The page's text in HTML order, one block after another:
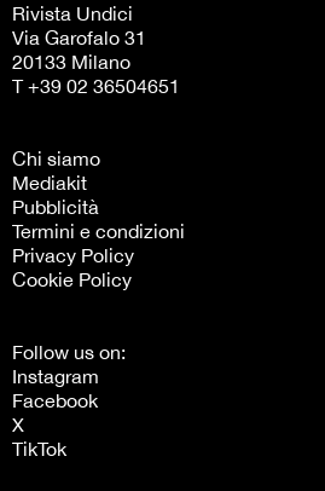
Rivista Undici
Via Garofalo 31
20133 Milano
T +39 02 36504651
Chi siamo
Mediakit
Pubblicità
Termini e condizioni
Privacy Policy
Cookie Policy
Follow us on:
Instagram
Facebook
X
TikTok